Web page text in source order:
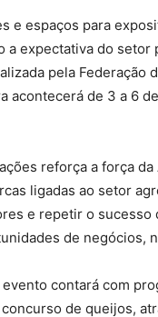
e espaços para
expectativa do setor
pela Federação
acontecerá de 3 a 6
reforça a força
ligadas ao setor
e repetir o
de negócios,
contará com
de queijos,